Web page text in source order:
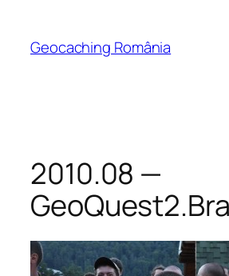
content
Geocaching România
2010.08 —